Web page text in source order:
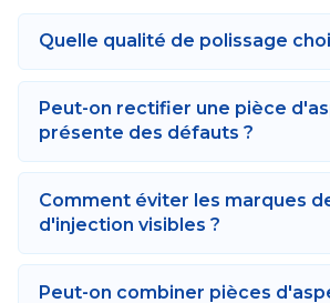
Quelle qualité de polissage
Peut-on rectifier une pièce
présente des défauts ?
Comment éviter les marques
d'injection visibles ?
Peut-on combiner pièces